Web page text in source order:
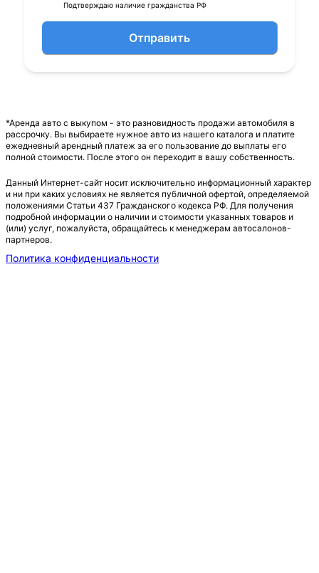
Подтверждаю наличие гражданства РФ
Отправить
*Аренда авто с выкупом - это разновидность продажи автомобиля в
рассрочку. Вы выбираете нужное авто из нашего каталога и платите
ежедневный арендный платеж за его пользование до выплаты его
полной стоимости. После этого он переходит в вашу собственность.
Данный Интернет-сайт носит исключительно информационный характер
и ни при каких условиях не является публичной офертой, определяемой
положениями Статьи 437 Гражданского кодекса РФ. Для получения
подробной информации о наличии и стоимости указанных товаров и
(или) услуг, пожалуйста, обращайтесь к менеджерам автосалонов-
партнеров.
Политика конфиденциальности